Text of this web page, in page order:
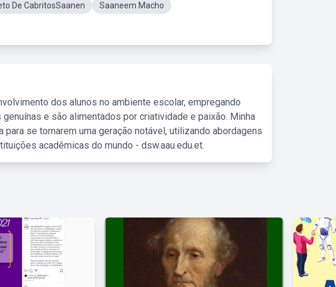
De CabritosSaanen
Saaneem Macho
dos alunos no ambiente escolar, empregando
e são alimentados por criatividade e paixão. Minha
se tornarem uma geração notável, utilizando abordagens
acadêmicas do mundo - dsw.aau.edu.et.